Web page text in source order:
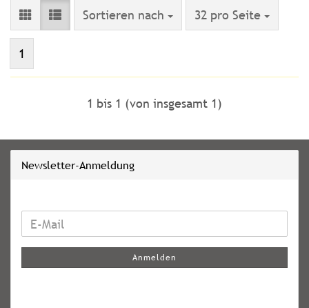
Sortieren nach
Sortieren nach 32 pro Seite
pro Seite
1
1 bis 1 (von insgesamt 1)
Newsletter-Anmeldung
WEITER
ZUR
ANMELDUNG
E-
Anmelden